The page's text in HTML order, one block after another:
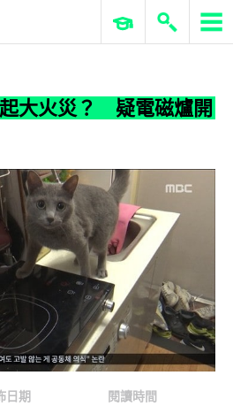
ERP 與商業 AI
大火災？ 疑電磁爐開
日期
閱讀時間